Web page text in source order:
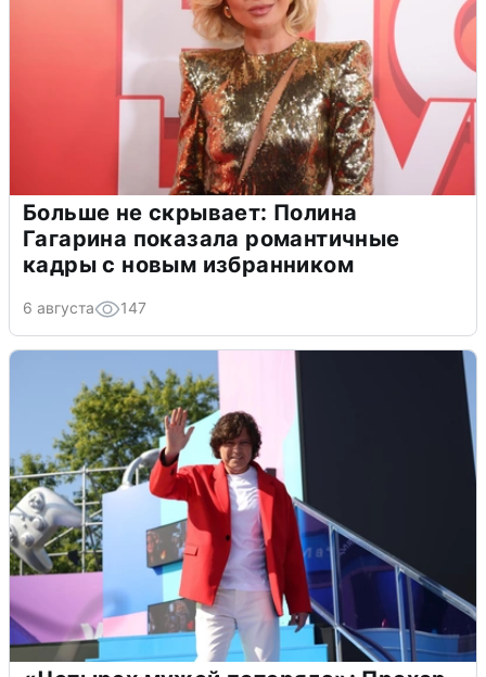
Больше не скрывает: Полина
Гагарина показала романтичные
кадры с новым избранником
6 августа 147